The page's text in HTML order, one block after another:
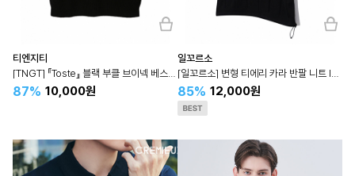
티엔지티
87% 10,000원
일꼬르소
85% 12,000원